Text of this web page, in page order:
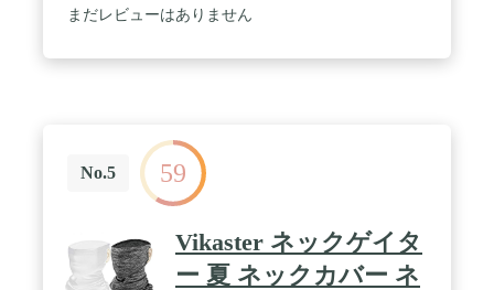
まだレビューはありません
No.5 59
Vikaster ネックゲイタ
ー 夏 ネックカバー ネ